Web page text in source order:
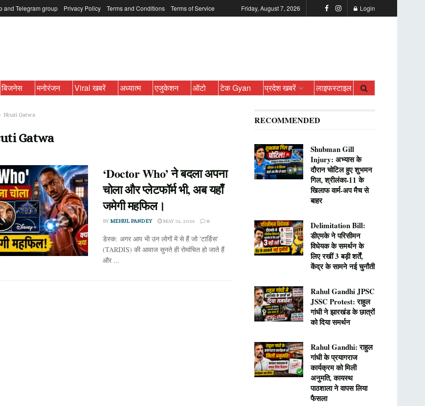
and Telegram group Privacy Policy Terms and Conditions Terms of Service Friday, August 7, 2026 Login
बिजनेस मनोरंजन Viral खबरें अध्यात्म एजुकेशन ऑटो टेक Gyan प्रदेश खबरें लाइफस्टाइल
Ncuti Gatwa
Gatwa
‘Doctor Who’ ने बदला अपना
चोला और प्लेटफॉर्म भी, अब यहाँ
जमेगी महफिल।
BY MEHUL PANDEY MAY 31, 2026 0
डेस्क: अगर आप भी उन लोगों में से हैं जो 'टार्डिस'
(TARDIS) की आवाज सुनते ही रोमांचित हो जाते हैं
और ...
RECOMMENDED
Shubman Gill
Injury: अभ्यास के
दौरान चोटिल हुए शुभमन
गिल, श्रीलंका-11 के
खिलाफ वार्म-अप मैच से
बाहर
Delimitation Bill:
डीएमके ने परिसीमन
विधेयक के समर्थन के
लिए रखीं 3 बड़ी शर्तें,
केंद्र के सामने नई चुनौती
Rahul Gandhi JPSC
JSSC Protest: राहुल
गांधी ने झारखंड के छात्रों
को दिया समर्थन
Rahul Gandhi: राहुल
गांधी के प्रयागराज
कार्यक्रम को मिली
अनुमति, कायस्थ
पाठशाला ने वापस लिया
फैसला